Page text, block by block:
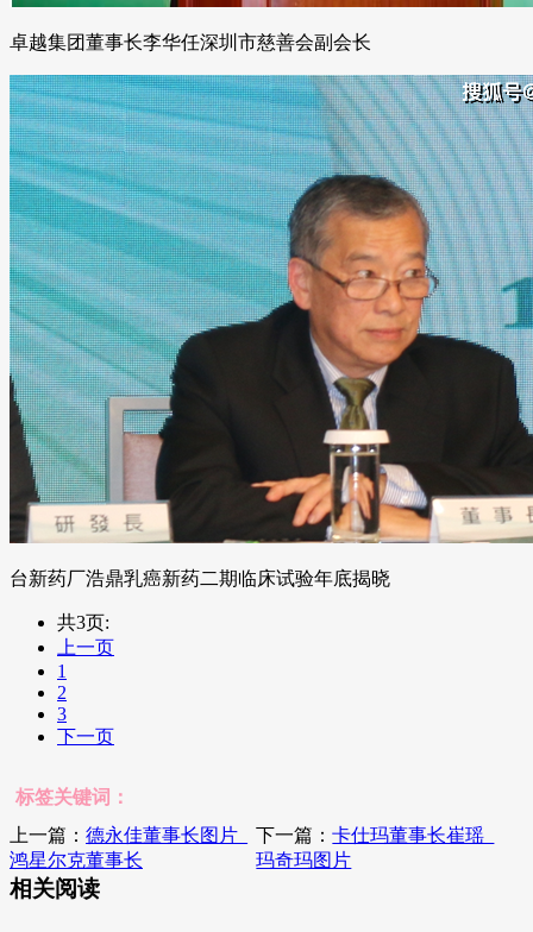
卓越集团董事长李华任深圳市慈善会副会长
台新药厂浩鼎乳癌新药二期临床试验年底揭晓
共3页:
上一页
1
2
3
下一页
标签关键词：
上一篇： 德永佳董事长图片_
鸿星尔克董事长
下一篇：卡仕玛董事长崔瑶_
玛奇玛图片
相关阅读